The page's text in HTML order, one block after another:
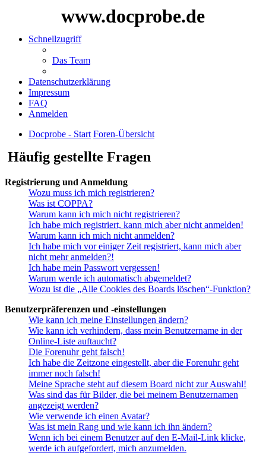
www.docprobe.de
Schnellzugriff
Das Team
Datenschutzerklärung
Impressum
FAQ
Anmelden
Docprobe - Start Foren-Übersicht
Häufig gestellte Fragen
Registrierung und Anmeldung
Wozu muss ich mich registrieren?
Was ist COPPA?
Warum kann ich mich nicht registrieren?
Ich habe mich registriert, kann mich aber nicht anmelden!
Warum kann ich mich nicht anmelden?
Ich habe mich vor einiger Zeit registriert, kann mich aber
nicht mehr anmelden?!
Ich habe mein Passwort vergessen!
Warum werde ich automatisch abgemeldet?
Wozu ist die „Alle Cookies des Boards löschen“-Funktion?
Benutzerpräferenzen und -einstellungen
Wie kann ich meine Einstellungen ändern?
Wie kann ich verhindern, dass mein Benutzername in der
Online-Liste auftaucht?
Die Forenuhr geht falsch!
Ich habe die Zeitzone eingestellt, aber die Forenuhr geht
immer noch falsch!
Meine Sprache steht auf diesem Board nicht zur Auswahl!
Was sind das für Bilder, die bei meinem Benutzernamen
angezeigt werden?
Wie verwende ich einen Avatar?
Was ist mein Rang und wie kann ich ihn ändern?
Wenn ich bei einem Benutzer auf den E-Mail-Link klicke,
werde ich aufgefordert, mich anzumelden.